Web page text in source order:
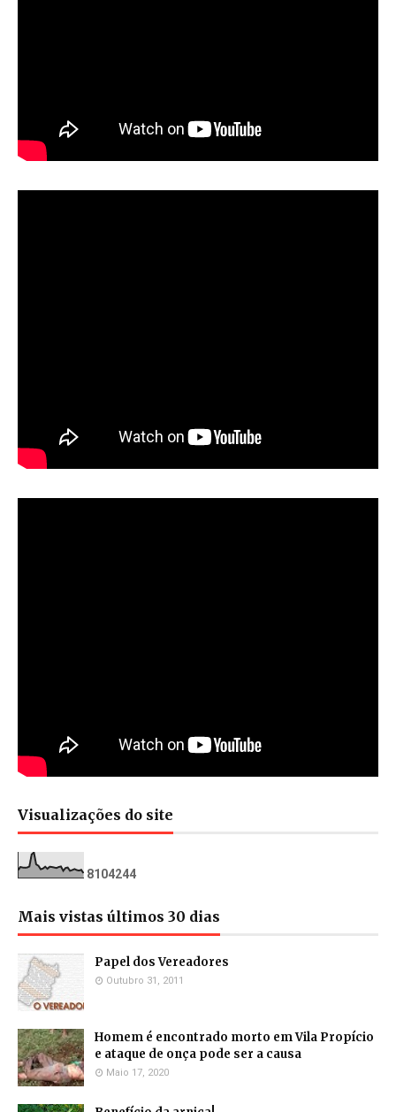
Visualizações do site
81 04244
Mais vistas últimos 30 dias
Papel dos Vereadores
Outubro 31, 2011
Homem é encontrado morto em Vila Propício
e ataque de onça pode ser a causa
Maio 17, 2020